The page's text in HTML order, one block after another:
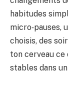
habitudes
micro‑pauses,
choisis, des
ton cerveau ce
stables dans